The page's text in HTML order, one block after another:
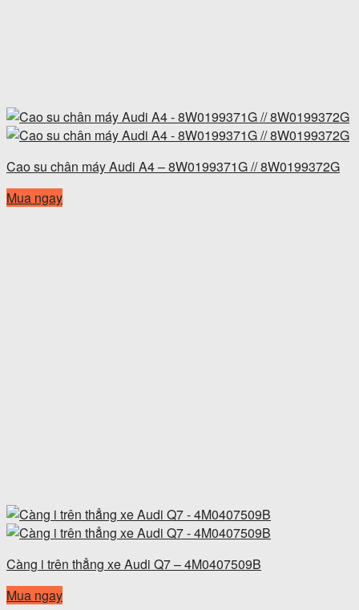
Cao su chân máy Audi A4 – 8W0199371G // 8W0199372G
Mua ngay
Càng i trên thẳng xe Audi Q7 – 4M0407509B
Mua ngay